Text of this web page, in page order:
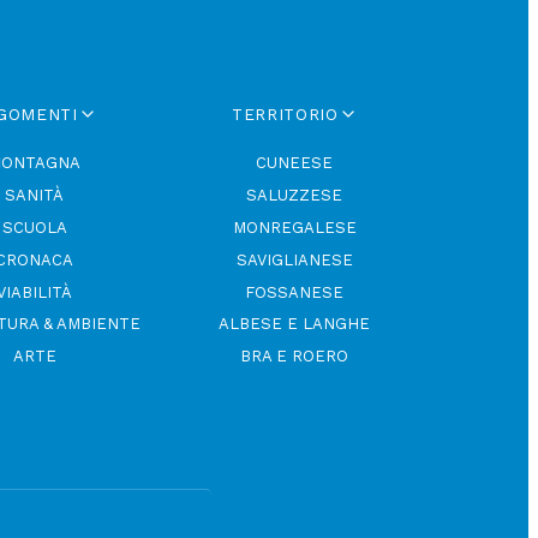
SANITÀ
SCUOLA
& AMBIENTE
ARTE
TERRITORIO
CUNEESE
SALUZZESE
MONREGALESE
SAVIGLIANESE
FOSSANESE
ALBESE E LANGHE
BRA E ROERO